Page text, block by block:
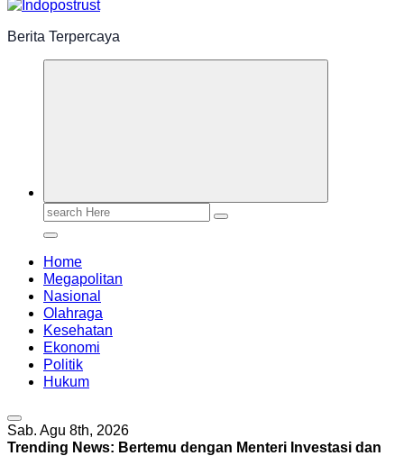
Berita Terpercaya
Search
Home
Megapolitan
Nasional
Olahraga
Kesehatan
Ekonomi
Politik
Hukum
Sab. Agu 8th, 2026
Trending News: Bertemu dengan Menteri Investasi dan